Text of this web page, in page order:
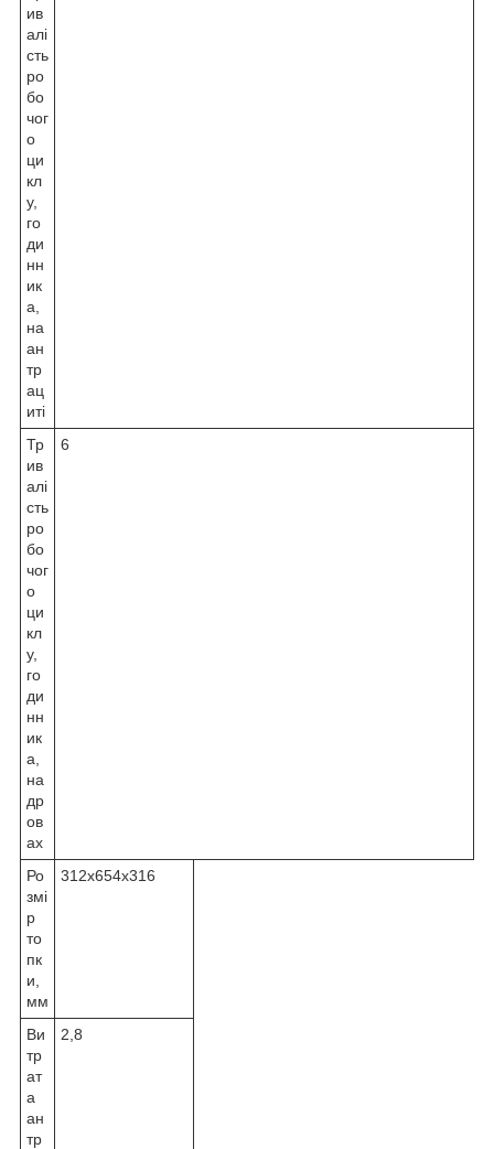
ив
алі
сть
ро
бо
чог
о
ци
кл
у,
го
ди
нн
ик
а,
на
ан
тр
ац
иті
Тр
ив
алі
сть
ро
бо
чог
о
ци
кл
у,
го
ди
нн
ик
а,
на
др
ов
ах
6
Ро
змі
р
то
пк
и,
мм
312х654х316
Ви
тр
ат
а
ан
тр
2,8